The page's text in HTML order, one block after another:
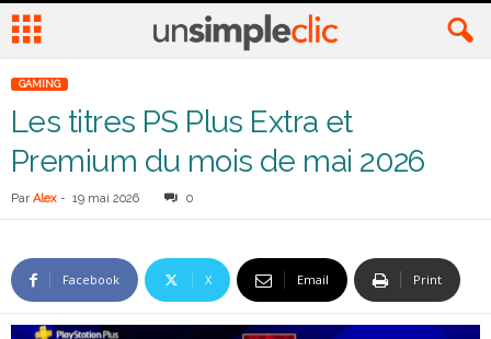
GAMING
Les titres PS Plus Extra et
Premium du mois de mai 2026
Par Alex - 19 mai 2026 0
Facebook X Email Print